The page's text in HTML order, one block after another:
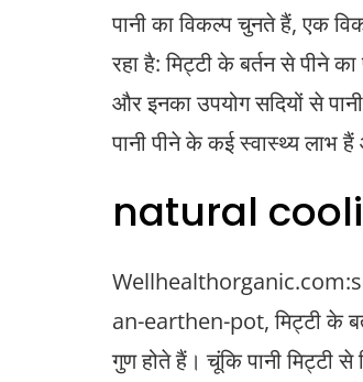
पानी का विकल्प चुनते हैं, एक
रहा है: मिट्टी के बर्तन से पीने
और इनका उपयोग सदियों से
पानी पीने के कई स्वास्थ्य
natural
an-earthen-pot, मिट्टी के
गुण होते हैं। चूंकि पानी मिट्टी से